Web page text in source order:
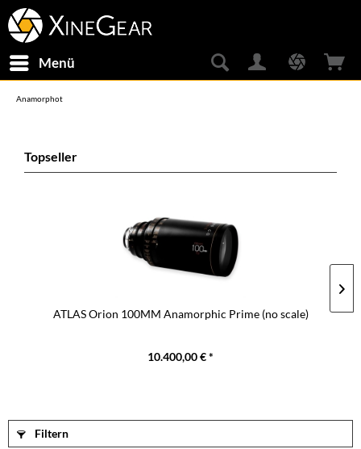
Menü
Anamorphot
Topseller
ATLAS Orion 100MM Anamorphic Prime (no scale)
10.400,00 € *
Filtern